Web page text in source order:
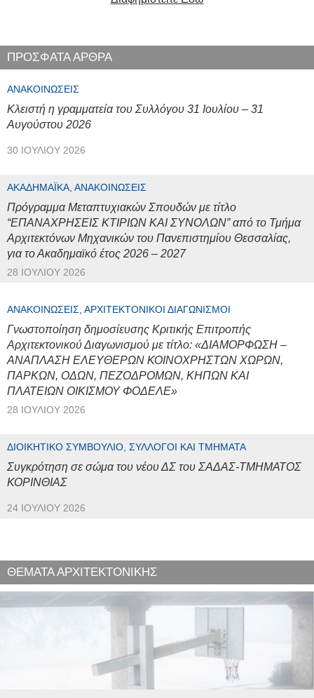
ΠΡΟΣΦΑΤΑ ΑΡΘΡΑ
ΑΝΑΚΟΙΝΏΣΕΙΣ
Κλειστή η γραμματεία του Συλλόγου 31 Ιουλίου – 31
Αυγούστου 2026
30 ΙΟΥΛΊΟΥ 2026
ΑΚΑΔΗΜΑΪΚΆ, ΑΝΑΚΟΙΝΏΣΕΙΣ
Πρόγραμμα Μεταπτυχιακών Σπουδών με τίτλο
“ΕΠΑΝΑΧΡΗΣΕΙΣ ΚΤΙΡΙΩΝ ΚΑΙ ΣΥΝΟΛΩΝ” από το Τμήμα
Αρχιτεκτόνων Μηχανικών του Πανεπιστημίου Θεσσαλίας,
για το Ακαδημαϊκό έτος 2026 – 2027
28 ΙΟΥΛΊΟΥ 2026
ΑΝΑΚΟΙΝΏΣΕΙΣ, ΑΡΧΙΤΕΚΤΟΝΙΚΟΊ ΔΙΑΓΩΝΙΣΜΟΊ
Γνωστοποίηση δημοσίευσης Κριτικής Επιτροπής
Αρχιτεκτονικού Διαγωνισμού με τίτλο: «ΔΙΑΜΟΡΦΩΣΗ –
ΑΝΑΠΛΑΣΗ ΕΛΕΥΘΕΡΩΝ ΚΟΙΝΟΧΡΗΣΤΩΝ ΧΩΡΩΝ,
ΠΑΡΚΩΝ, ΟΔΩΝ, ΠΕΖΟΔΡΟΜΩΝ, ΚΗΠΩΝ ΚΑΙ
ΠΛΑΤΕΙΩΝ ΟΙΚΙΣΜΟΥ ΦΟΔΕΛΕ»
28 ΙΟΥΛΊΟΥ 2026
ΔΙΟΙΚΗΤΙΚΌ ΣΥΜΒΟΎΛΙΟ, ΣΎΛΛΟΓΟΙ ΚΑΙ ΤΜΉΜΑΤΑ
Συγκρότηση σε σώμα του νέου ΔΣ του ΣΑΔΑΣ-ΤΜΗΜΑΤΟΣ
ΚΟΡΙΝΘΙΑΣ
24 ΙΟΥΛΊΟΥ 2026
ΘΕΜΑΤΑ ΑΡΧΙΤΕΚΤΟΝΙΚΗΣ